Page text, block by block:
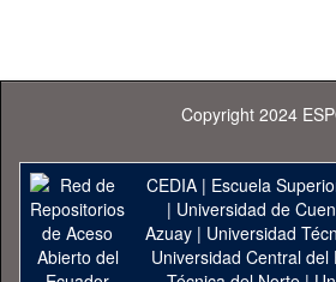
Copyright 2024
CEDIA| Escuela
| Universidad de
Azuay| Universidad
Universidad Central del